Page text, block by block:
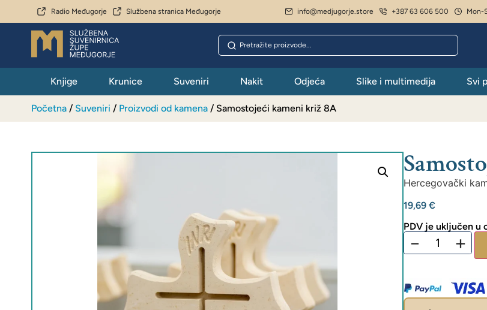
Radio Međugorje Službena stranica Međugorje info@medjugorje.store +387 63 606 500 Mon-
Knjige Krunice Suveniri Nakit Odjeća Slike i multimedija Svi
Početna / Suveniri / Proizvodi od kamena / Samostojeći kameni križ 8A
Hercegovački
19,69 €
PDV je uključen u
− +